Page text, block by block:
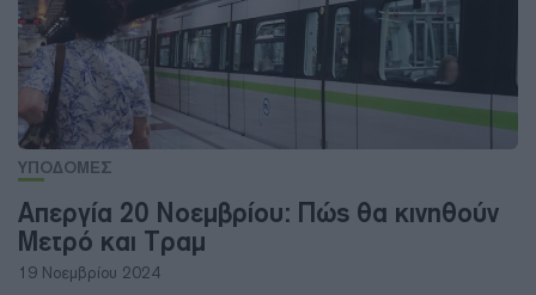
ΥΠΟΔΟΜΕΣ
Απεργία 20 Νοεμβρίου: Πώς θα κινηθούν
Μετρό και Τραμ
19 Νοεμβρίου 2024